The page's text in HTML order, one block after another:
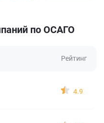
по ОСАГО
Рейтинг
4.9